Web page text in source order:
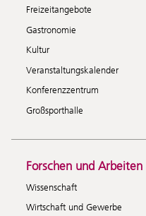
Freizeitangebote
Gastronomie
Kultur
Veranstaltungskalender
Konferenzzentrum
Großsporthalle
Forschen und Arbeiten
Wissenschaft
Wirtschaft und Gewerbe